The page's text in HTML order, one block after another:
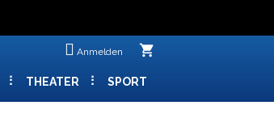
shopping_cart
Anmelden
THEATER SPORT